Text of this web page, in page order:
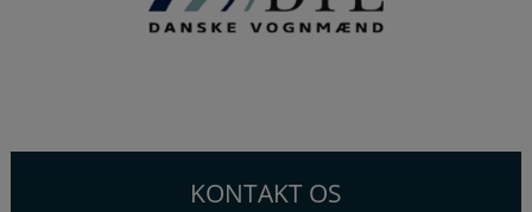
KONTAKT OS